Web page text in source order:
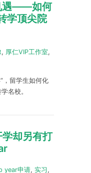
遇——如何
学顶尖院
, 厚仁VIP工作室,
，留学生如何化
名校。
学却另有打
year申请, 实习 ,